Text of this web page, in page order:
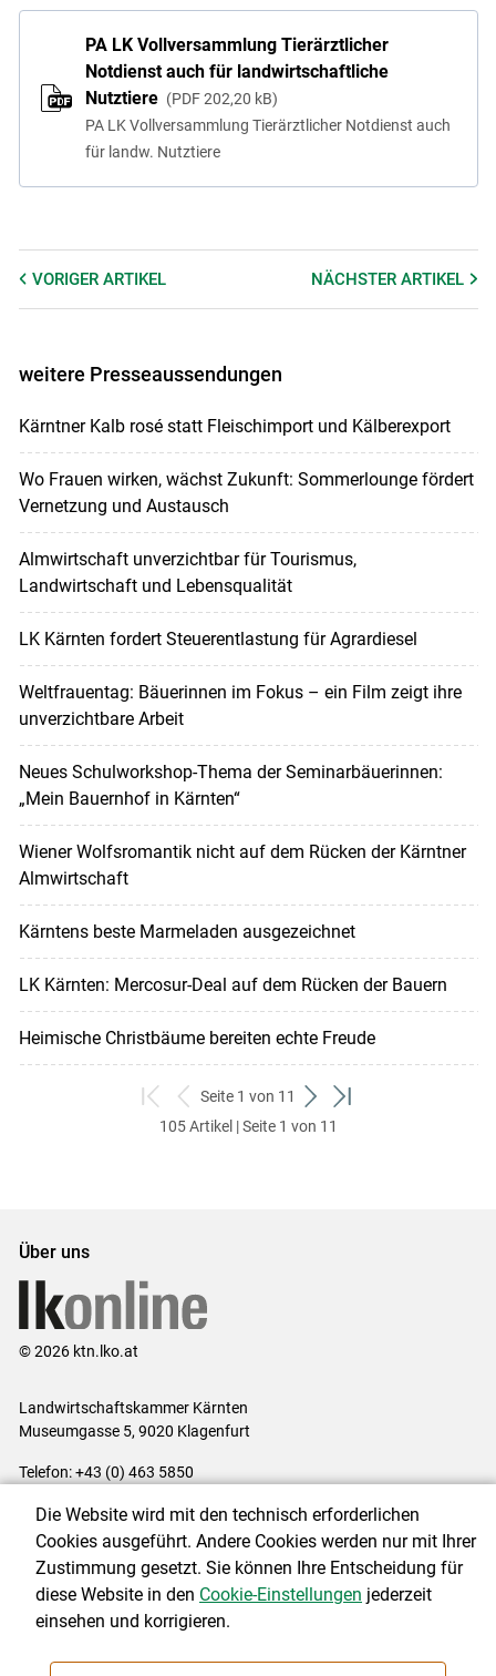
PA LK Vollversammlung Tierärztlicher
Notdienst auch für landwirtschaftliche
Nutztiere
PDF 202,20 kB
PA LK Vollversammlung Tierärztlicher Notdienst auch
für landw. Nutztiere
VORIGER ARTIKEL NÄCHSTERARTIKEL
weitere Presseaussendungen
Kärntner Kalb rosé statt Fleischimport und Kälberexport
Wo Frauen wirken, wächst Zukunft: Sommerlounge fördert
Vernetzung und Austausch
Almwirtschaft unverzichtbar für Tourismus,
Landwirtschaft und Lebensqualität
LK Kärnten fordert Steuerentlastung für Agrardiesel
Weltfrauentag: Bäuerinnen im Fokus – ein Film zeigt ihre
unverzichtbare Arbeit
Neues Schulworkshop-Thema der Seminarbäuerinnen:
„Mein Bauernhof in Kärnten“
Wiener Wolfsromantik nicht auf dem Rücken der Kärntner
Almwirtschaft
Kärntens beste Marmeladen ausgezeichnet
LK Kärnten: Mercosur-Deal auf dem Rücken der Bauern
Heimische Christbäume bereiten echte Freude
zum
ersten
zurück
zum
Seite 1 von 11
weiter
zum
zum
105 Artikel | Seite 1 von 11
Über uns
© 2026 ktn.lko.at
Landwirtschaftskammer Kärnten
Museumgasse 5, 9020 Klagenfurt
Telefon: +43 (0) 463 5850
Impressum|Kontakt|Datenschutzerklärung|Barrierefreiheit|
Cookie-Einstellungen
NEWSLETTER
Die Website wird mit den technisch erforderlichen
Cookies ausgeführt. Andere Cookies werden nur mit Ihrer
Zustimmung gesetzt. Sie können Ihre Entscheidung für
diese Website in den Cookie-Einstellungen jederzeit
einsehen und korrigieren.